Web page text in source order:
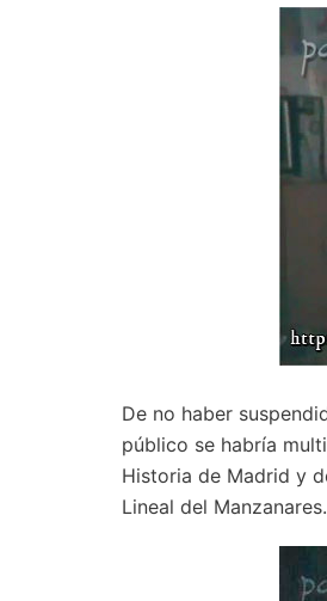
De no haber
público se habría
Historia de Madrid y
Lineal del Manzanares.